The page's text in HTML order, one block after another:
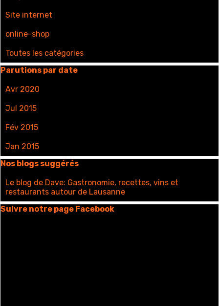
Site internet
online-shop
Toutes les catégories
Sauter le bloc Parutions par date
Parutions par date
Avr 2020
Jul 2015
Fév 2015
Jan 2015
Sauter le bloc Nos blogs suggérés
Nos blogs suggérés
Le blog de Dave: Gastronomie, recettes, vins et
restaurants autour de Lausanne
Sauter le bloc Suivre notre page Facebook
Suivre notre page Facebook